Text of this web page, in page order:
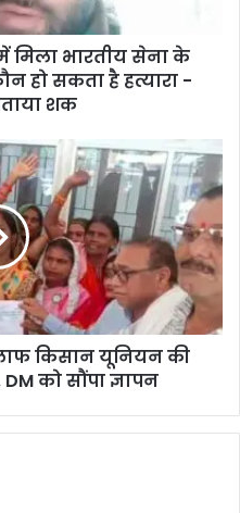
मिला भारतीय सेना के
हो सकता है हत्यारा -
शक
किसान यूनियन की
को सौंपा ज्ञापन